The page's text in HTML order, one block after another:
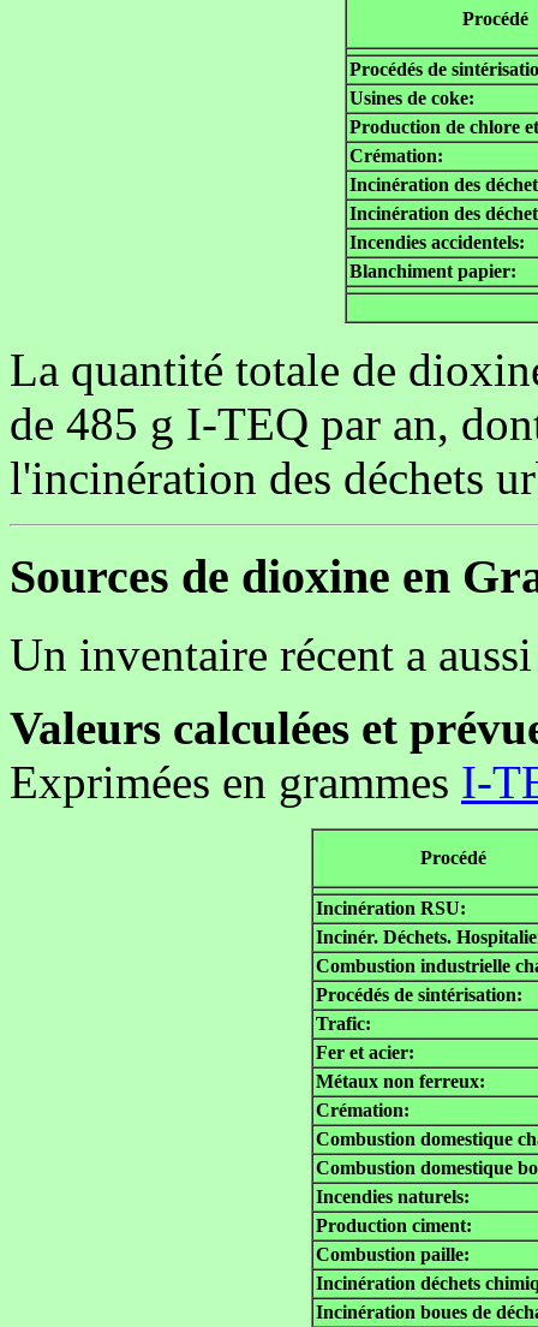
Procédé
Procédés de
Usines de coke:
Production de chlore
Crémation:
Incinération des
Incinération des
Incendies accidentels:
Blanchiment papier:
La quantité totale de
de 485 g I-TEQ par an,
l'incinération des déchets
Sources de dioxine en
Un inventaire récent a
Valeurs calculées et
Exprimées en grammes I-
Procédé
Incinération RSU:
Incinér. Déchets.
Combustion industrielle
Procédés de sintérisation:
Trafic:
Fer et acier:
Métaux non ferreux:
Crémation:
Combustion domestique
Combustion domestique
Incendies naturels:
Production ciment:
Combustion paille:
Incinération déchets
Incinération boues de